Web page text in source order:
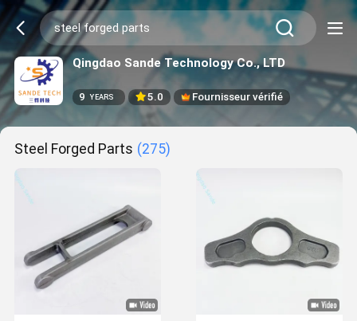
Qingdao Sande Technology Co., LTD
9 YEARS 5.0 Fournisseur vérifié
Steel Forged Parts (275)